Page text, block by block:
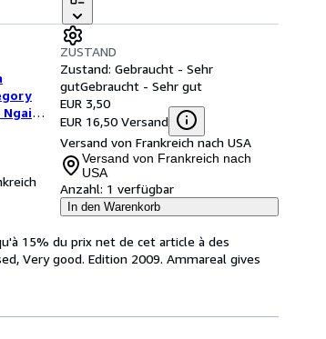
ZUSTAND
Zustand: Gebraucht - Sehr
gutGebraucht - Sehr gut
EUR 3,50
EUR 16,50 Versand
Versand von Frankreich nach USA
Versand von Frankreich nach
USA
Anzahl: 1 verfügbar
In den Warenkorb
15% du prix net de cet article à des
Very good. Edition 2009. Ammareal gives